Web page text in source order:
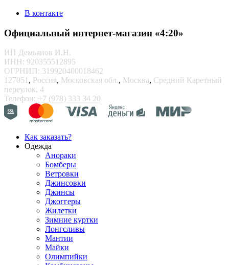
В контакте
Официальный интернет-магазин «4:20»
ИП Демьянов И.Н.
ИНН: 920355512895
ОГРНИП: 319920400018462
127051 , Россия, Московская обл., Москва, Средний Каретный
переулок, 4
Телефон: +7 (978) 333 34 20
Как заказать?
Одежда
Анораки
Бомберы
Ветровки
Джинсовки
Джинсы
Джоггеры
Жилетки
Зимние куртки
Лонгсливы
Мантии
Майки
Олимпийки